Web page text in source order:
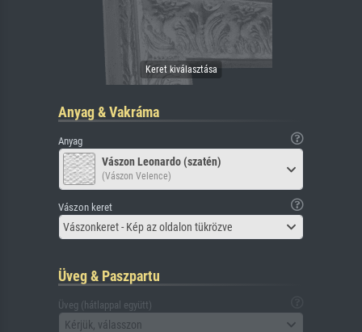
Anyag & Vakráma
Anyag
Vászon Leonardo (szatén)
(Vászon Velence)
Vászon keret
Vászonkeret - Kép az oldalon tükrözve
Üveg & Paszpartu
Üveg (hátlappal együtt)
Kérjük, válasszon